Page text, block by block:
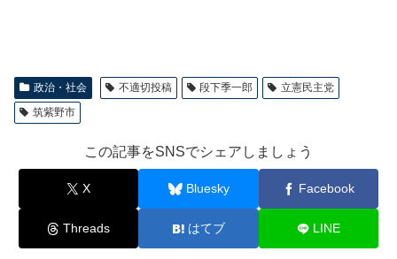
政治・社会 不適切投稿 段下季一郎
立憲民主党
筑紫野市
この記事をSNSでシェアしましょう
X Bluesky Facebook
Threads はてブ LINE